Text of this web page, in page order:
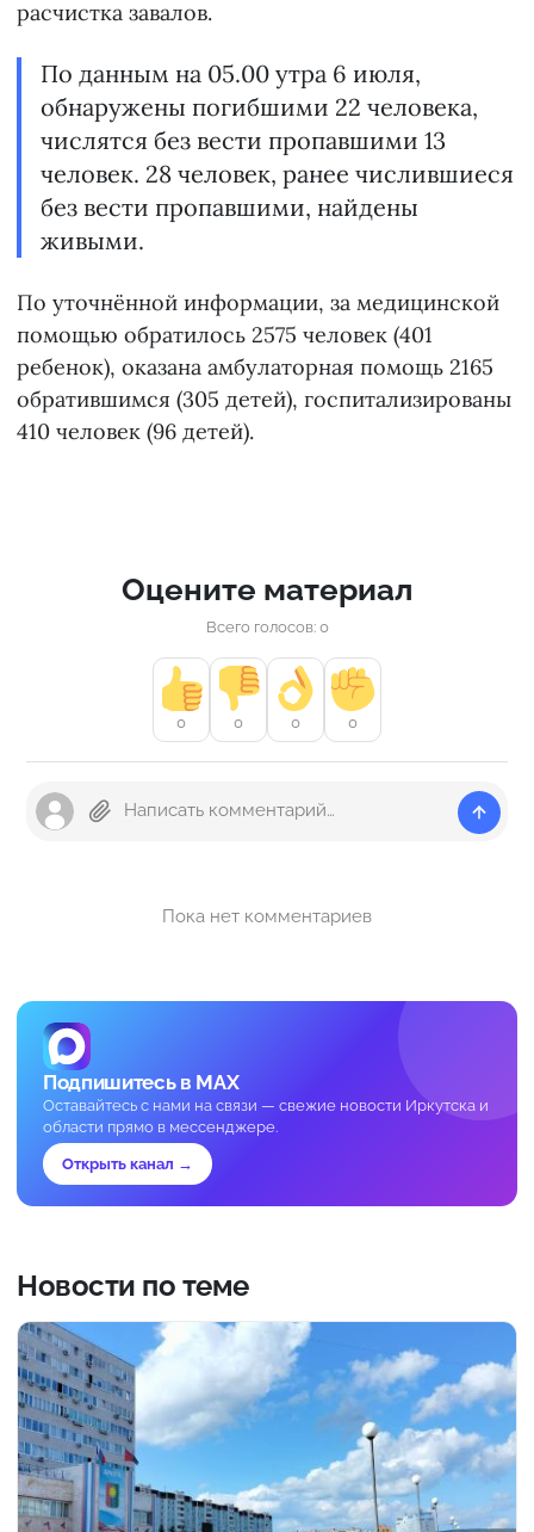
расчистка завалов.
По данным на 05.00 утра 6 июля,
обнаружены погибшими 22 человека,
числятся без вести пропавшими 13
человек. 28 человек, ранее числившиеся
без вести пропавшими, найдены
живыми.
По уточнённой информации, за медицинской
помощью обратилось 2575 человек (401
ребенок), оказана амбулаторная помощь 2165
обратившимся (305 детей), госпитализированы
410 человек (96 детей).
Оцените материал
Всего голосов: 0
0 0 0 0
Пока нет комментариев
Подпишитесь в MAX
Оставайтесь с нами на связи — свежие новости Иркутска и
области прямо в мессенджере.
Открыть канал →
Новости по теме